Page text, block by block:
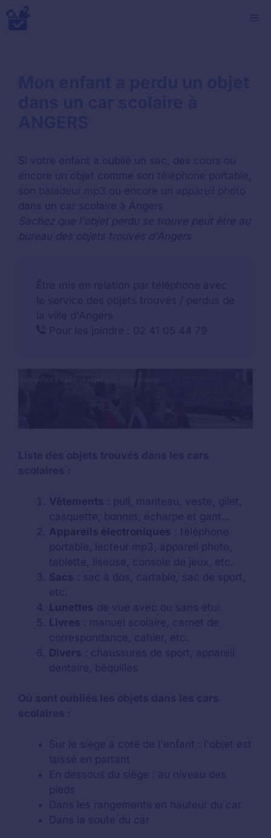
Aller
au
Si votre enfant a oublié un , des
ou
encore un objet comme son
,
son
ou encore un
dans un car scolaire à Angers
Sachez que l'objet perdu se trouve peut être au
bureau des objets trouvés d'Angers
Vêtements : pull, manteau, veste, gilet,
casquette, bonnet, écharpe et gant...
Appareils électroniques : téléphone
portable, lecteur mp3, appareil photo,
tablette, liseuse, console de jeux, etc.
Sacs : sac à dos, cartable, sac de sport,
etc.
Lunettes de vue avec ou sans étui
Livres : manuel scolaire, carnet de
correspondance, cahier, etc.
Divers : chaussures de sport, appareil
dentaire, béquilles
Sur le siège à coté de l'enfant : l'objet est
laissé en partant
En dessous du siège : au niveau des
pieds
Dans les rangements en hauteur du car
Dans la soute du car